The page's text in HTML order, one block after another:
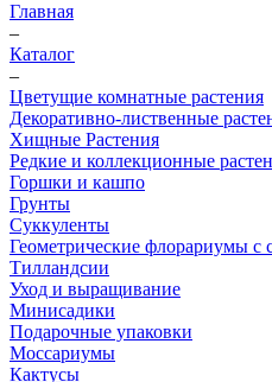
Главная
–
Каталог
–
Цветущие комнатные растения
Декоративно-лиственные
Хищные Растения
Редкие и коллекционные
Горшки и кашпо
Грунты
Суккуленты
Геометрические флорариумы с
Тилландсии
Уход и выращивание
Минисадики
Подарочные упаковки
Моссариумы
Кактусы